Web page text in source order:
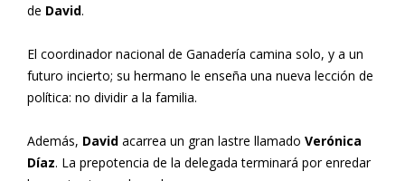
de David.
El coordinador nacional de Ganadería camina solo, y a un
futuro incierto; su hermano le enseña una nueva lección de
política: no dividir a la familia.
Además, David acarrea un gran lastre llamado Verónica
Díaz. La prepotencia de la delegada terminará por enredar